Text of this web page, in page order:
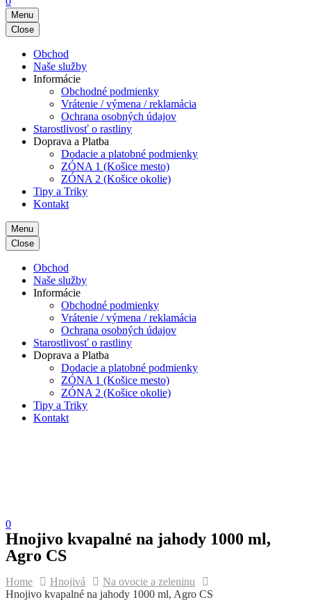
Menu
Close
Obchod
Naše služby
Informácie
Obchodné podmienky
Vrátenie / výmena / reklamácia
Ochrana osobných údajov
Starostlivosť o rastliny
Doprava a Platba
Dodacie a platobné podmienky
ZÓNA 1 (Košice mesto)
ZÓNA 2 (Košice okolie)
Tipy a Triky
Kontakt
Menu
Close
Obchod
Naše služby
Informácie
Obchodné podmienky
Vrátenie / výmena / reklamácia
Ochrana osobných údajov
Starostlivosť o rastliny
Doprava a Platba
Dodacie a platobné podmienky
ZÓNA 1 (Košice mesto)
ZÓNA 2 (Košice okolie)
Tipy a Triky
Kontakt
0
Hnojivo kvapalné na jahody 1000 ml,
Agro CS
Home Hnojivá
Na ovocie a zeleninu
Hnojivo kvapalné na jahody 1000 ml, Agro CS